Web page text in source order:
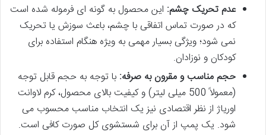
عدم تحریک چشم: این محصول به گونه ای فرموله شده است
که در صورت تماس اتفاقی با چشم، باعث سوزش یا تحریک
نمی شود؛ ویژگی بسیار مهمی به ویژه هنگام استفاده برای
کودکان و نوزادان.
حجم مناسب و مقرون به صرفه: با توجه به حجم قابل توجه
(معمولاً 500 میلی لیتر) و کیفیت بالای محصول، کرم لاوانت
اوریاژ از نظر اقتصادی نیز یک انتخاب مناسب محسوب می
شود. یک پمپ از آن برای شستشوی کل صورت کافی است.